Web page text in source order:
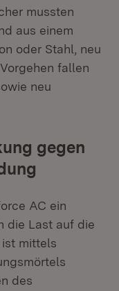
mussten
aus einem
oder Stahl, neu
fallen
neu
gegen
AC ein
die Last auf die
mittels
des